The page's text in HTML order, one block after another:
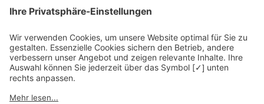
Kontakt
Datenschutz
Newsletter